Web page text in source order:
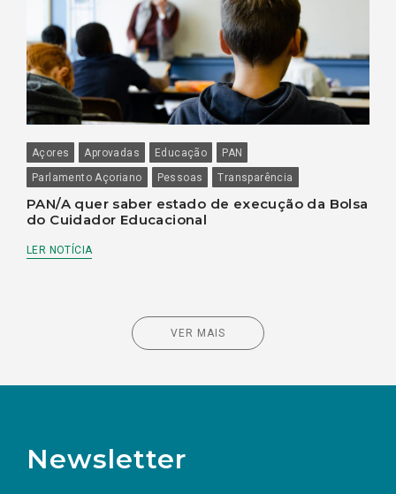
Açores Aprovadas Educação
PAN
Parlamento Açoriano
Pessoas Transparência
PAN/A quer saber estado de execução da Bolsa
do Cuidador Educacional
LER NOTÍCIA
VER MAIS
Newsletter